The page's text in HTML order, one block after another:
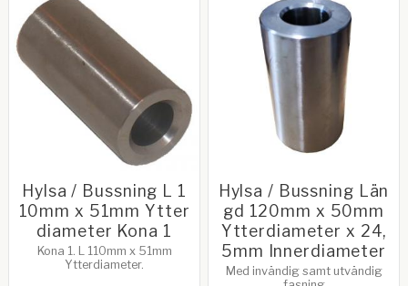
Hylsa / Bussning L 1
10mm x 51mm Ytter
diameter Kona 1
Kona 1. L 110mm x 51mm
Ytterdiameter.
Hylsa / Bussning Län
gd 120mm x 50mm
Ytterdiameter x 24,
5mm Innerdiameter
Med invändig samt utvändig